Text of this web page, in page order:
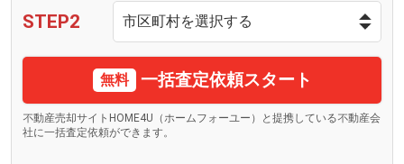
STEP2
無料 一括査定依頼スタート
不動産売却サイトHOME4U（ホームフォーユー）と提携している不動産会
社に一括査定依頼ができます。